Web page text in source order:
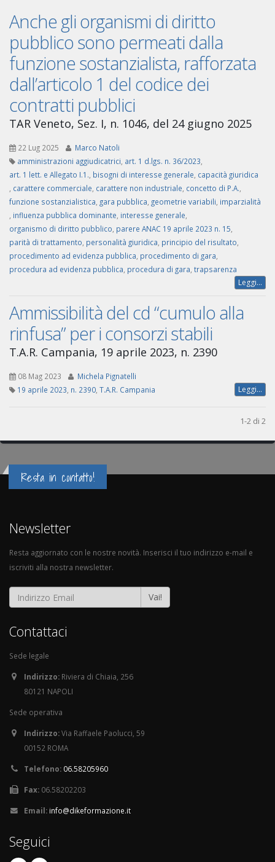
Anche gli organismi di diritto
pubblico sono permeati dalla
funzione sostanzialista, rafforzata
dall’articolo 1 del codice dei
contratti pubblici
TAR Veneto, Sez. I, n. 1046, del 24 giugno 2025
22 Lug 2025
Marco Natoli
amministrazioni aggiudicatrici art. 1 d.lgs. n. 36/2023
art. 1 lett. e Allegato I.1. bisogni di interesse generale capacità giuridica
carattere commerciale carattere non industriale concetto di P.A.
funzione sostanzialistica gara pubblica geometrie variabili imparzialità
influenza pubblica dominante interesse generale
organismo di diritto pubblico parere ANAC 19 aprile 2023 n. 15
parità di trattamento personalità giuridica principio del risultato
procedimento ad evidenza pubblica procedimento di gara
procedura ad evidenza pubblica procedura di gara trapsarenza
Leggi...
Ammissibilità del cd “cumulo alla
rinfusa” per i consorzi stabili
T.A.R. Campania, 19 aprile 2023, n. 2390
08 Mag 2023
Michela Pignatelli
19 aprile 2023 n. 2390 T.A.R. Campania Leggi...
1-2 di 2
Resta in contatto!
Newsletter
Resta aggiornato con le nostre novità. Inserisci il tuo indirizzo e-mail e
iscriviti alla nostra newsletter.
Vai!
Contattaci
Sede legale
Indirizzo: Riviera di Chiaia, 256
80121 NAPOLI
Sede operativa
Indirizzo:Via Raffaele Paolucci, 59
00152 ROMA
Telefono: 06.58205960
Fax: 06.58202203
Email: info@dikeformazione.it
Seguici